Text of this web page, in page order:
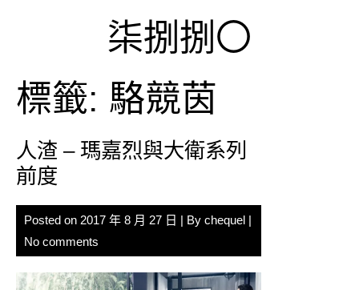
柒捌捌〇
標籤: 駱競茵
人渣 – 瑪嘉烈與大衛系列
前度
Posted on 2017 年 8 月 27 日 | By chequel |
No comments